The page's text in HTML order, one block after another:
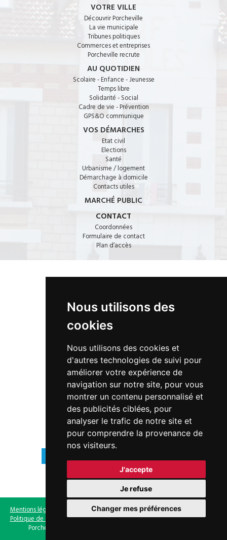
Nous utilisons des
cookies
Nous utilisons des cookies et
d'autres technologies de suivi pour
améliorer votre expérience de
navigation sur notre site, pour vous
montrer un contenu personnalisé et
des publicités ciblées, pour
analyser le trafic de notre site et
pour comprendre la provenance de
nos visiteurs.
J'accepte
Je refuse
Changer mes préférences
VOTRE VILLE
Découvrir Porcheville
La vie municipale
Tribunes politiques
Commerces et entreprises
Porcheville recrute
AU QUOTIDIEN
Scolaire - Enfance - Jeunesse
Temps libre
Solidarité - Social
Cadre de vie - Prévention
GPS&O communique
VOS DÉMARCHES
Etat civil
Elections
Santé
Urbanisme / logement
Démarchage à domicile
Contacts utiles
MARCHÉ PUBLIC
CONTACT
Coordonnées
Formulaire de contact
Plan d’accès
17, bd de la République · 78440 PORCHEVILLE
01 30 98 87 87
hotel-de-ville@mairie-porcheville.fr
HORAIRES
Samedi Fermé
Mentions légales Gestion des cookies-Politique de gestion des cookies
Politique de confidentialité- Site non conforme au RGAA - © 2019 Ville de
Porcheville - Tous droits réservés | Réalisé par